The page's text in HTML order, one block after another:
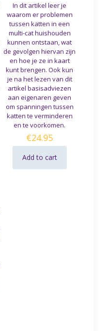
In dit artikel leer je
waarom er problemen
tussen katten in een
multi-cat huishouden
kunnen ontstaan, wat
de gevolgen hiervan zijn
en hoe je ze in kaart
kunt brengen. Ook kun
je na het lezen van dit
artikel basisadviezen
aan eigenaren geven
om spanningen tussen
katten te verminderen
en te voorkomen.
€24.95
Add to cart